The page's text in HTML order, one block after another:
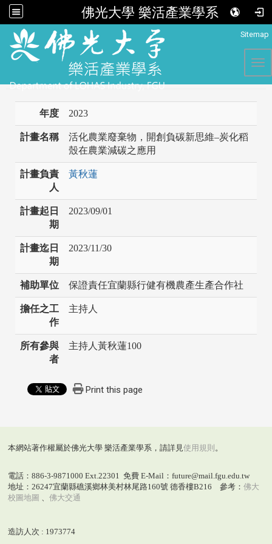
佛光大學 樂活產業學系
Sitemap
年度 2023
計畫名稱
活化農業廢棄物，開創負碳新思維–炭化稻
殼在農業減碳之應用
計畫負責
人
黃秋蓮
計畫起日
期
2023/09/01
計畫迄日
期
2023/11/30
補助單位 保證責任宜蘭縣行健有機農產生產合作社
擔任之工
作
主持人
所有參與
者
主持人黃秋蓮100
Print this page
本網站著作權屬於佛光大學 樂活產業學系，請詳見使用規則 。
電話：886-3-9871000 Ext.22301 免費 E-Mail：future@mail.fgu.edu.tw
地址：26247宜蘭縣礁溪鄉林美村林尾路160號 德香樓B216 參考： 佛大
校圖地圖 、 佛大交通
造訪人次 : 1973774